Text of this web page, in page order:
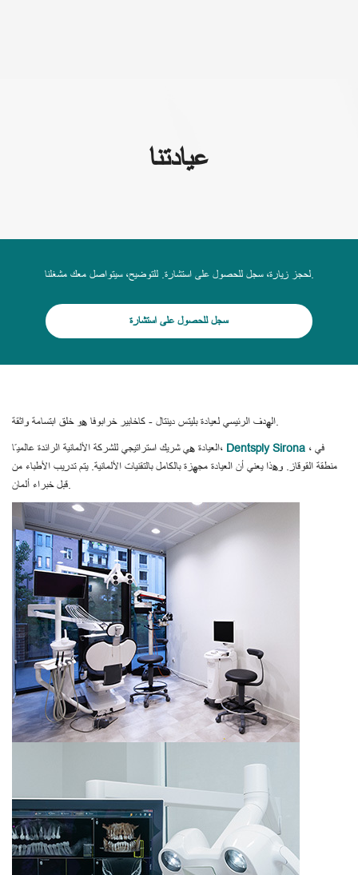
عيادتنا
لحجز زيارة، سجل للحصول على استشارة. للتوضيح، سيتواصل معك مشغلنا.
سجل للحصول على استشارة
الهدف الرئيسي لعيادة بليتس دينتال - كاخابير خرابوفا هو خلق ابتسامة واثقة.
العيادة هي شريك استراتيجي للشركة الألمانية الرائدة عالميًا، Dentsply Sirona ، في
منطقة القوقاز. وهذا يعني أن العيادة مجهزة بالكامل بالتقنيات الألمانية. يتم تدريب الأطباء من
قبل خبراء ألمان.